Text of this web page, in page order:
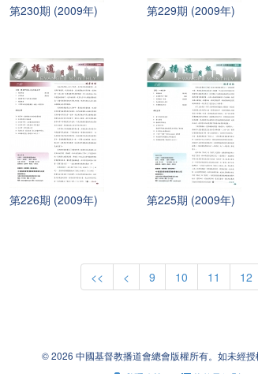
第230期 (2009年) 第229期 (2009年)
第226期 (2009年) 第225期 (2009年)
<< < 9 10 11 12
© 2026 中國基督教播道會總會版權所有。如未經
私隱政策
條款及細則